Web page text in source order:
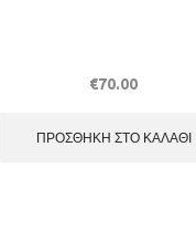
€70.00
ΠΡΟΣΘΉΚΗ ΣΤΟ ΚΑΛΆΘΙ